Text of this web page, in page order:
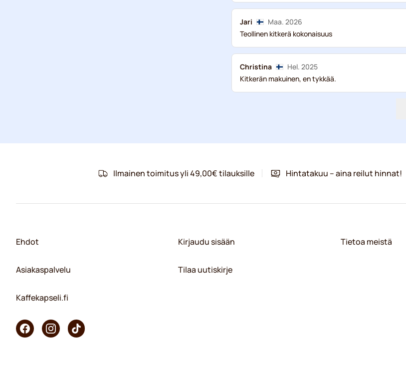
Jari
Maa. 2026
Teollinen kitkerä kokonaisuus
Christina
Hel. 2025
Kitkerän makuinen, en tykkää.
Ilmainen toimitus yli 49,00€ tilauksille Hintatakuu – aina reilut hinnat!
Ehdot
Asiakaspalvelu
Kaffekapseli.fi
Kirjaudu sisään
Tilaa uutiskirje
Tietoa meistä